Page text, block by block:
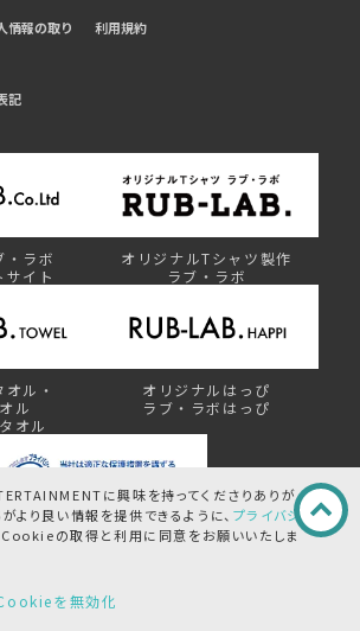
この商品を問い合わせる
に興味を持ってくださりありが
より良い情報を提供できるように、 プライバシ
Cookieの取得と利用に同意をお願いいたしま
を無効化
情報の取り
利用規約
記
・ラボ
サイト
オリジナルTシャツ製作
ラブ・ラボ
ル・
ル
オル
オリジナルはっぴ
ラブ・ラボはっぴ
プライバシーマーク制度
by RUB-LAB.